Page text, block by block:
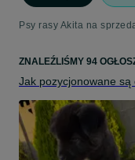
Psy rasy Akita na
ZNALEŹLIŚMY 94
Jak pozycjonowane są